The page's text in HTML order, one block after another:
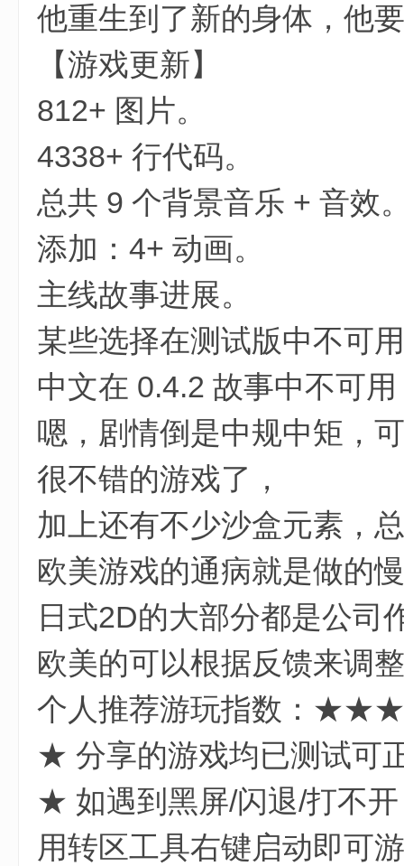
他重生到了新的身体，他
【游戏更新】
812+ 图片。
4338+ 行代码。
总共 9 个背景音乐 + 音效
添加：4+ 动画。
主线故事进展。
某些选择在测试版中不可
中文在 0.4.2 故事中不可
嗯，剧情倒是中规中矩，
很不错的游戏了，
加上还有不少沙盒元素，
欧美游戏的通病就是做的
日式2D的大部分都是公司
欧美的可以根据反馈来调
个人推荐游玩指数：
★ 分享的游戏均已测试可
★ 如遇到黑屏/闪退/打不
用转区工具右键启动即可